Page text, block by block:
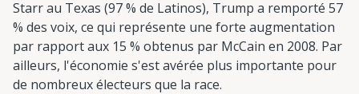
Starr au Texas (97 % de Latinos), Trump a remporté 57
% des voix, ce qui représente une forte augmentation
par rapport aux 15 % obtenus par McCain en 2008. Par
ailleurs, l'économie s'est avérée plus importante pour
de nombreux électeurs que la race.